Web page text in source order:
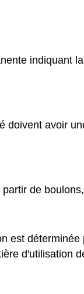
indiquant
avoir
de
est
d'utilisation